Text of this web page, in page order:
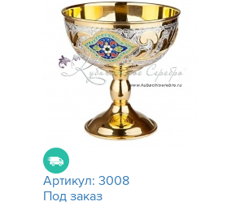
Артикул: 3008
Под заказ